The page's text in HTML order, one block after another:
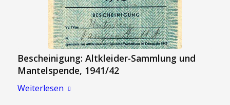
Bescheinigung: Altkleider-Sammlung und
Mantelspende, 1941/42
Weiterlesen